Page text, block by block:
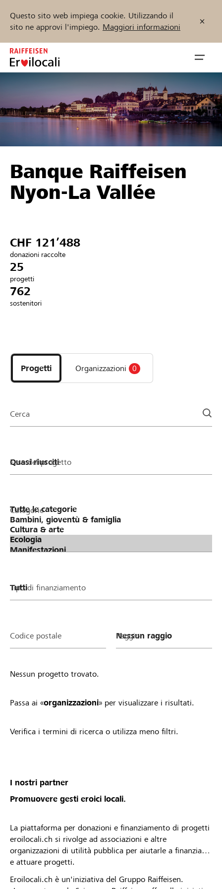
Questo sito web impiega cookie. Utilizzando il
sito ne approvi l'impiego. Maggiori informazioni
Zum
Inhalt
springen
öffnen
Sostenere
Aiuto & supporto
Collegarsi
Trova progetti e organizzazioni
Inizia ora
DE FR IT
Banque Raiffeisen
Nyon-La Vallée
CHF 121’488
donazioni raccolte
25
progetti
762
sostenitori
i
progetti
e
della
Progetti Organizzazioni 0
Cerca
Fase del progetto
Categorie
Tipo di finanziamento
Codice postale Raggio
Nessun progetto trovato.
Passa ai «organizzazioni» per visualizzare i risultati.
Verifica i termini di ricerca o utilizza meno filtri.
I nostri partner
Promuovere gesti eroici locali.
La piattaforma per donazioni e finanziamento di progetti
eroilocali.ch si rivolge ad associazioni e altre
organizzazioni di utilità pubblica per aiutarle a finanziare
e attuare progetti.
Eroilocali.ch è un'iniziativa del Gruppo Raiffeisen.